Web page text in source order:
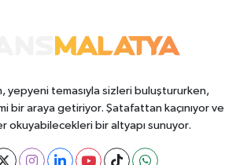
yepyeni temasıyla sizleri buluştururken,
bir araya getiriyor. Şatafattan kaçınıyor ve
okuyabilecekleri bir altyapı sunuyor.